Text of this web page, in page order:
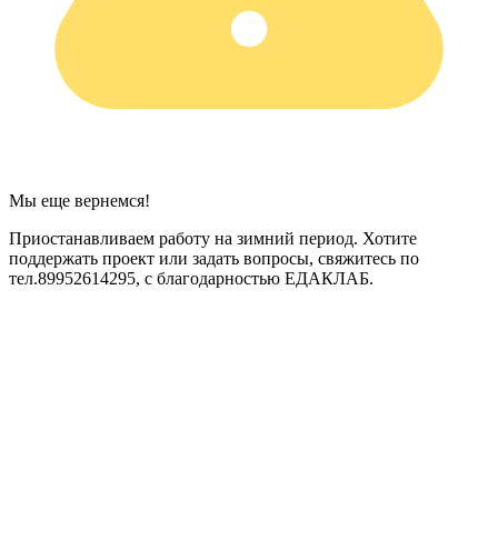
Мы еще вернемся!
Приостанавливаем работу на зимний период. Хотите
поддержать проект или задать вопросы, свяжитесь по
тел.89952614295, с благодарностью ЕДАКЛАБ.